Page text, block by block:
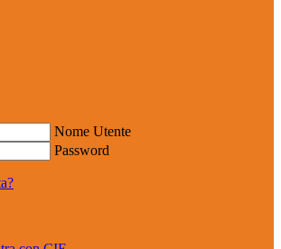
Nome Utente
Password